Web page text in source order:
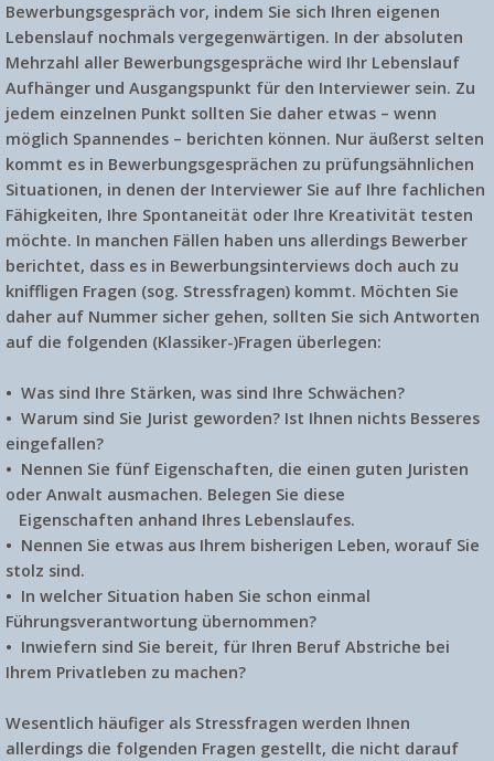
Bewerbungsgespräch vor, indem Sie sich Ihren eigenen
Lebenslauf nochmals vergegenwärtigen. In der absoluten
Mehrzahl aller Bewerbungsgespräche wird Ihr Lebenslauf
Aufhänger und Ausgangspunkt für den Interviewer sein. Zu
jedem einzelnen Punkt sollten Sie daher etwas – wenn
möglich Spannendes – berichten können. Nur äußerst selten
kommt es in Bewerbungsgesprächen zu prüfungsähnlichen
Situationen, in denen der Interviewer Sie auf Ihre fachlichen
Fähigkeiten, Ihre Spontaneität oder Ihre Kreativität testen
möchte. In manchen Fällen haben uns allerdings Bewerber
berichtet, dass es in Bewerbungsinterviews doch auch zu
kniffligen Fragen (sog. Stressfragen) kommt. Möchten Sie
daher auf Nummer sicher gehen, sollten Sie sich Antworten
auf die folgenden (Klassiker-)Fragen überlegen:
• Was sind Ihre Stärken, was sind Ihre Schwächen?
• Warum sind Sie Jurist geworden? Ist Ihnen nichts Besseres
eingefallen?
• Nennen Sie fünf Eigenschaften, die einen guten Juristen
oder Anwalt ausmachen. Belegen Sie diese
Eigenschaften anhand Ihres Lebenslaufes.
• Nennen Sie etwas aus Ihrem bisherigen Leben, worauf Sie
stolz sind.
• In welcher Situation haben Sie schon einmal
Führungsverantwortung übernommen?
• Inwiefern sind Sie bereit, für Ihren Beruf Abstriche bei
Ihrem Privatleben zu machen?
Wesentlich häufiger als Stressfragen werden Ihnen
allerdings die folgenden Fragen gestellt, die nicht darauf